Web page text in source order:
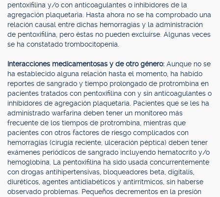
pentoxifilina y/o con anticoagulantes o inhibidores de la
agregación plaquetaria. Hasta ahora no se ha comprobado una
relación causal entre dichas hemorragias y la administración
de pentoxifilina, pero éstas no pueden excluirse. Algunas veces
se ha constatado trombocitopenia.
Interacciones medicamentosas y de otro género: Aunque no se
ha establecido alguna relación hasta el momento, ha habido
reportes de sangrado y tiempo prolongado de protrombina en
pacientes tratados con pentoxifilina con y sin anticoagulantes o
inhibidores de agregación plaquetaria. Pacientes que se les ha
administrado warfarina deben tener un monitoreo más
frecuente de los tiempos de protrombina, mientras que
pacientes con otros factores de riesgo complicados con
hemorragias (cirugía reciente, ulceración péptica) deben tener
exámenes periódicos de sangrado incluyendo hematocrito y/o
hemoglobina. La pentoxifilina ha sido usada concurrentemente
con drogas antihipertensivas, bloqueadores beta, digitalis,
diuréticos, agentes antidiabéticos y antirrítmicos, sin haberse
observado problemas. Pequeños decrementos en la presión